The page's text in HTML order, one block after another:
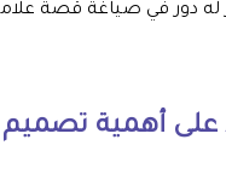
دور في صياغة قصة
على أهمية تصميم